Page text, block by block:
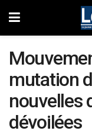
mutation
nouvelles
dévoilées